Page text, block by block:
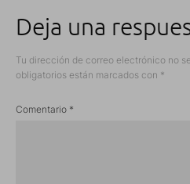
Deja una
Tu dirección de correo electrónico no
obligatorios están marcados con *
Comentario *